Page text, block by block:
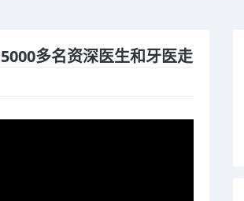
多名资深医生和牙医走